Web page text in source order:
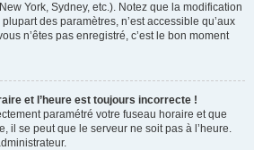
York, Sydney, etc.). Notez que la modification
des paramètres, n’est accessible qu’aux
n’êtes pas enregistré, c’est le bon moment
et l’heure est toujours incorrecte !
paramétré votre fuseau horaire et que
il se peut que le serveur ne soit pas à l’heure.